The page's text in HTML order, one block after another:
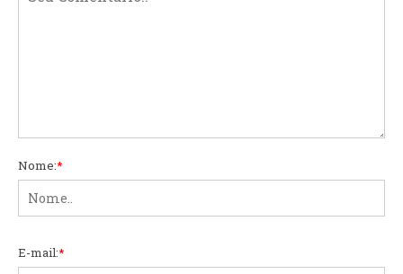
Nome:*
E-mail:*